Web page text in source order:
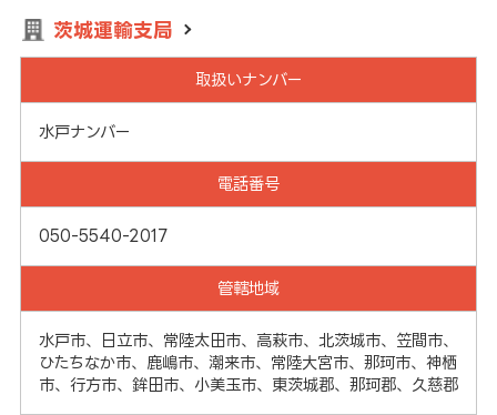
茨城運輸支局
取扱いナンバー
水戸ナンバー
電話番号
050-5540-2017
管轄地域
水戸市、日立市、常陸太田市、高萩市、北茨城市、笠間市、
ひたちなか市、鹿嶋市、潮来市、常陸大宮市、那珂市、神栖
市、行方市、鉾田市、小美玉市、東茨城郡、那珂郡、久慈郡